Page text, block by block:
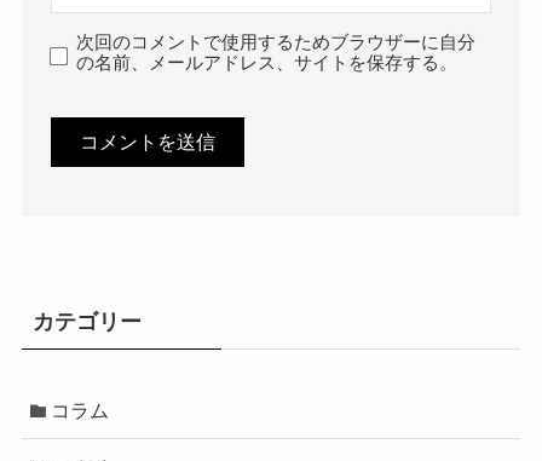
次回のコメントで使用するためブラウザーに自分
の名前、メールアドレス、サイトを保存する。
カテゴリー
コラム